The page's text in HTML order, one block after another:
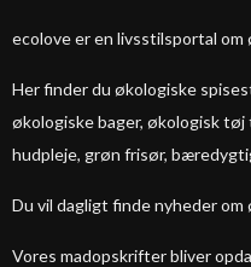
ecolove er en livsstilsportal
Her finder du økologiske
økologiske bager, økologisk
hudpleje, grøn frisør,
Du vil dagligt finde nyheder
Vores madopskrifter bliver